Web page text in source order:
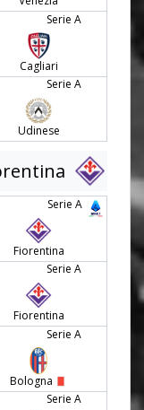
Serie A
Cagliari
Serie A
Udinese
Serie A
Fiorentina
Serie A
Fiorentina
Serie A
Bologna
Serie A